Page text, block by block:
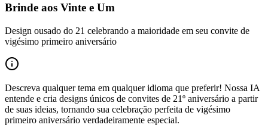
Brinde aos Vinte e Um
Design ousado do 21 celebrando a maioridade em seu convite de
vigésimo primeiro aniversário
Descreva qualquer tema em qualquer idioma que preferir! Nossa IA
entende e cria designs únicos de convites de 21º aniversário a partir
de suas ideias, tornando sua celebração perfeita de vigésimo
primeiro aniversário verdadeiramente especial.